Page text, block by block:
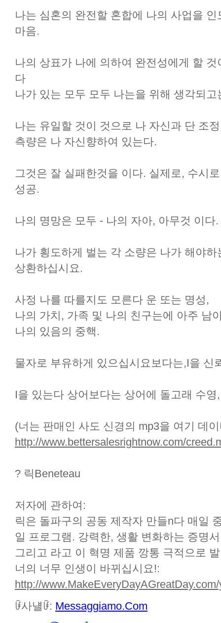
나는 심혼의 완전할 혼합에 나의 사업을 인
마음.
나의 상표가 나에 의하여 완전성에게 할
다
나가 있는 모두 모두 나는을 위해 생각되고
나는 유일할 것이 것으로 나 자신과 단 조
측량은 나 자신향하여 있는다.
그것은 잘 실패한것을 이다. 실제로, 수시
성공.
나의 명망은 모두 - 나의 자아, 아무것 이다.
나가 횡도하게 벌는 각 소량은 나가 해야
상환하십시요.
사정 나를 따를지도 모른다 운 또는 명성,
나의 가치, 가족 및 나의 친구는에 아주 남
나의 있음의 중핵.
물자로 부유하게 있으십시요보다는,I을 신
I을 있는다 상어보다는 상어에 돌고래 수
(너는 판매인 사도 신경의 mp3을 여기 데
http://www.bettersalesrightnow.com/
? 릭Beneteau
저자에 관하여:
릭은 돌파구의 공동 제작자 만들n다 매일
일 프로그램. 강력한, 생활 변화하는 증명
그리고 라고 이 혁명 제품 깡통 극적으로
너의 너무 인생이 바뀌십시요!:
http://
ꀰ사냴ꀰ: Messaggiamo.Com